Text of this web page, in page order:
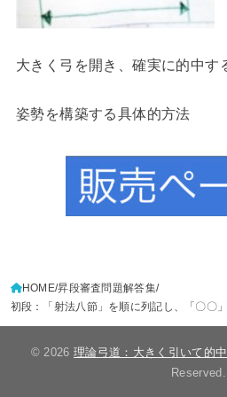
大きく弓を開き、確実に的中す
姿勢を構築する具体的方法
HOME 昇段審査問題解答集
初段：「射法八節」を順に列記し、「〇〇
© 2026理論弓道：大きく引いて的
Reserved.